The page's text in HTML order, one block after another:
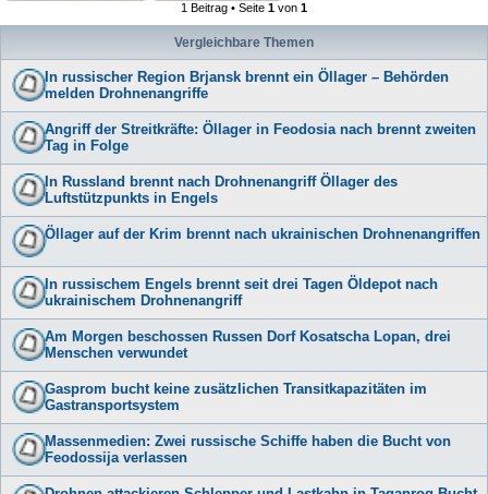
1 Beitrag • Seite 1 von 1
Vergleichbare Themen
In russischer Region Brjansk brennt ein Öllager – Behörden
melden Drohnenangriffe
Angriff der Streitkräfte: Öllager in Feodosia nach brennt zweiten
Tag in Folge
In Russland brennt nach Drohnenangriff Öllager des
Luftstützpunkts in Engels
Öllager auf der Krim brennt nach ukrainischen Drohnenangriffen
In russischem Engels brennt seit drei Tagen Öldepot nach
ukrainischem Drohnenangriff
Am Morgen beschossen Russen Dorf Kosatscha Lopan, drei
Menschen verwundet
Gasprom bucht keine zusätzlichen Transitkapazitäten im
Gastransportsystem
Massenmedien: Zwei russische Schiffe haben die Bucht von
Feodossija verlassen